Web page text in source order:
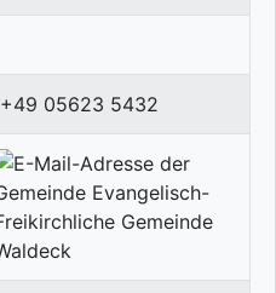
+49 05623 5432